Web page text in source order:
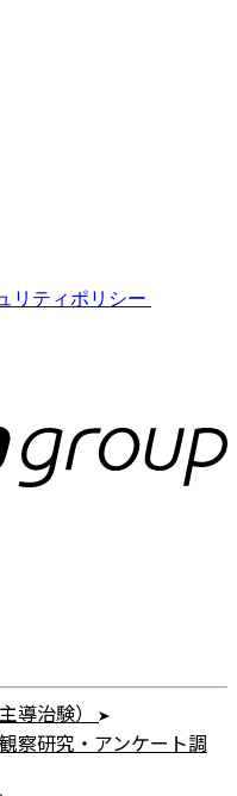
リティポリシー
導治験）
察研究・アンケート調